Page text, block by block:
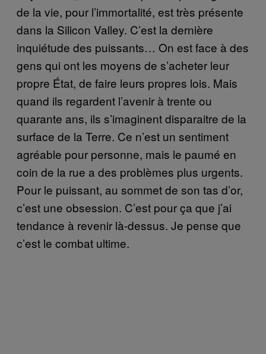
de la vie, pour l’immortalité, est très présente
dans la Silicon Valley. C’est la dernière
inquiétude des puissants… On est face à des
gens qui ont les moyens de s’acheter leur
propre État, de faire leurs propres lois. Mais
quand ils regardent l’avenir à trente ou
quarante ans, ils s’imaginent disparaitre de la
surface de la Terre. Ce n’est un sentiment
agréable pour personne, mais le paumé en
coin de la rue a des problèmes plus urgents.
Pour le puissant, au sommet de son tas d’or,
c’est une obsession. C’est pour ça que j’ai
tendance à revenir là-dessus. Je pense que
c’est le combat ultime.